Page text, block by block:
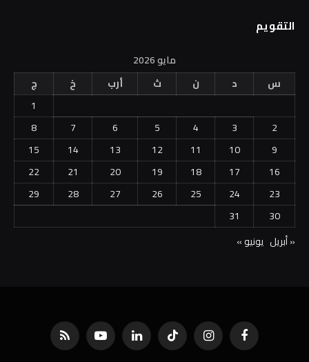
التقويم
مايو 2026
س
د ن ث أرب خ
ج
1
2
3
4
5
6
7
8
9
10
11
12
13
14
15
16
17
18
19
20
21
22
23
24
25
26
27
28
29
30
31
« أبريل يونيو »
فيسبوك الانستغرامتيكتوك لينكدإن يوتيوب RSS